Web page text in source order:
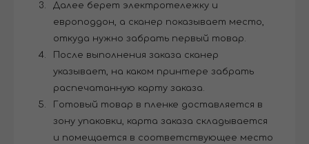
Далее берет электротележку и
европоддон, а сканер показывает место,
откуда нужно забрать первый товар.
После выполнения заказа сканер
указывает, на каком принтере забрать
распечатанную карту заказа.
Готовый товар в пленке доставляется в
зону упаковки, карта заказа складывается
и помещается в соответствующее место